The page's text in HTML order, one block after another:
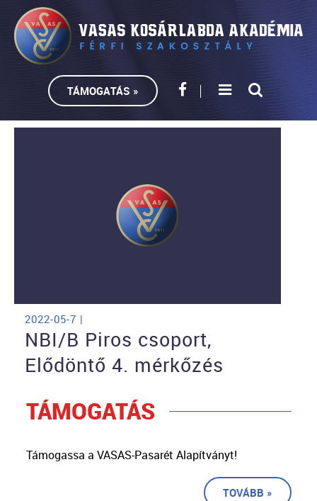
TÁMOGATÁS »
2022-05-7 |
NBI/B Piros csoport,
Elődöntő 4. mérkőzés
TÁMOGATÁS
Támogassa a VASAS-Pasarét Alapítványt!
TOVÁBB »